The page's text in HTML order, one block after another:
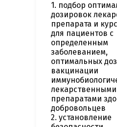
1. подбор
дозировок
препарата и
для пациентов с
определенным
заболеванием,
оптимальных
вакцинации
лекарственными
препаратами
добровольцев
2. установление